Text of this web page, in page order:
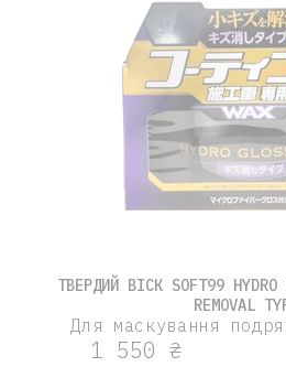
ТВЕРДИЙ ВІСК SOFT99 HYDRO
REMOVAL
Для маскування
1 550 ₴